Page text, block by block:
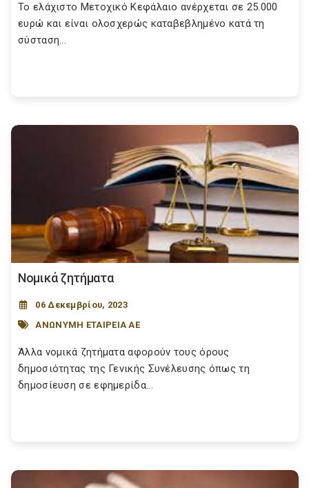
Το ελάχιστο Μετοχικό Κεφάλαιο ανέρχεται σε 25.000
ευρώ και είναι ολοσχερώς καταβεβλημένο κατά τη
σύσταση...
Νομικά ζητήματα
06 Δεκεμβρίου, 2023
ΑΝΩΝΥΜΗ ΕΤΑΙΡΕΙΑ ΑΕ
Άλλα νομικά ζητήματα αφορούν τους όρους
δημοσιότητας της Γενικής Συνέλευσης όπως τη
δημοσίευση σε εφημερίδα...